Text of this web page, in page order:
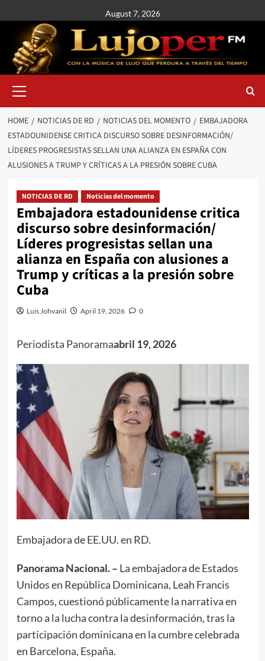
August 7, 2026
HOME NOTICIAS DE RD NOTICIAS DEL MOMENTO
EMBAJADORA
ESTADOUNIDENSE CRITICA DISCURSO SOBRE DESINFORMACIÓN/
LÍDERES PROGRESISTAS SELLAN UNA ALIANZA EN ESPAÑA CON
ALUSIONES A TRUMP Y CRÍTICAS A LA PRESIÓN SOBRE CUBA
NOTICIAS DE RD Noticias del momento
Embajadora estadounidense critica
discurso sobre desinformación/
Líderes progresistas sellan una
alianza en España con alusiones a
Trump y críticas a la presión sobre
Cuba
Luis Johvanil April 19, 2026 0
Periodista Panoramaabril 19, 2026
Embajadora de EE.UU. en RD.
Panorama Nacional. – La embajadora de Estados
Unidos en República Dominicana, Leah Francis
Campos, cuestionó públicamente la narrativa en
torno a la lucha contra la desinformación, tras la
participación dominicana en la cumbre celebrada
en Barcelona, España.